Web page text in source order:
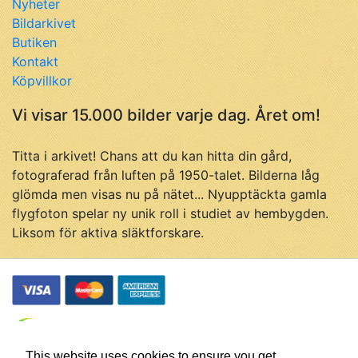
Nyheter
Bildarkivet
Butiken
Kontakt
Köpvillkor
Vi visar 15.000 bilder varje dag. Året om!
Titta i arkivet! Chans att du kan hitta din gård,
fotograferad från luften på 1950-talet. Bilderna låg
glömda men visas nu på nätet... Nyupptäckta gamla
flygfoton spelar ny unik roll i studiet av hembygden.
Liksom för aktiva släktforskare.